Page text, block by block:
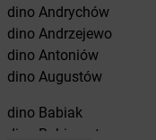
dino Andrychów
dino Andrzejewo
dino Antoniów
dino Augustów
dino Babiak
dino
Babimost